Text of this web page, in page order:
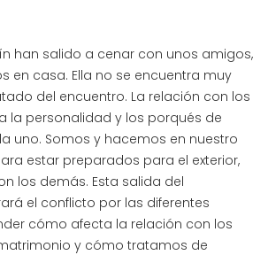
han salido a cenar con unos amigos,
en casa. Ella no se encuentra muy
del encuentro. La relación con los
la personalidad y los porqués de
uno. Somos y hacemos en nuestro
estar preparados para el exterior,
los demás. Esta salida del
el conflicto por las diferentes
cómo afecta la relación con los
y cómo tratamos de